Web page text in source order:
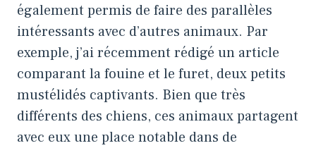
également permis de faire des parallèles
intéressants avec d’autres animaux. Par
exemple, j’ai récemment rédigé un article
comparant lafouine et le furet, deux petits
mustélidés captivants. Bien que très
différents des chiens, ces animaux partagent
avec eux une place notable dans de